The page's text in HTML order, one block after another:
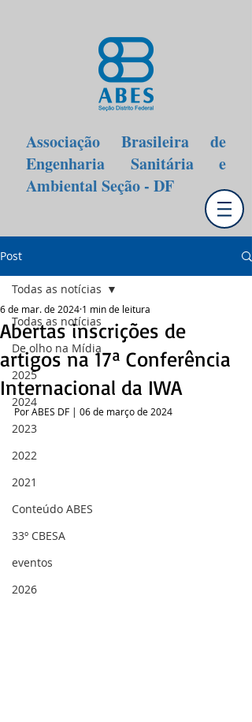
Associação Brasileira de
Engenharia Sanitária e
Ambiental Seção - DF
Post
Todas as notícias
De olho na Mídia
2025
2024
2023
2022
2021
Conteúdo ABES
33º CBESA
eventos
2026
Todas as notícias
Abertas inscrições de
artigos na 17ª Conferência
Internacional da IWA
6 de mar. de 2024 1 min de leitura
Por ABES DF | 06 de março de 2024